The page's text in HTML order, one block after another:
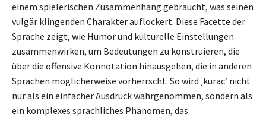
einem spielerischen Zusammenhang gebraucht, was seinen
vulgär klingenden Charakter auflockert. Diese Facette der
Sprache zeigt, wie Humor und kulturelle Einstellungen
zusammenwirken, um Bedeutungen zu konstruieren, die
über die offensive Konnotation hinausgehen, die in anderen
Sprachen möglicherweise vorherrscht. So wird ‚kurac‘ nicht
nur als ein einfacher Ausdruck wahrgenommen, sondern als
ein komplexes sprachliches Phänomen, das